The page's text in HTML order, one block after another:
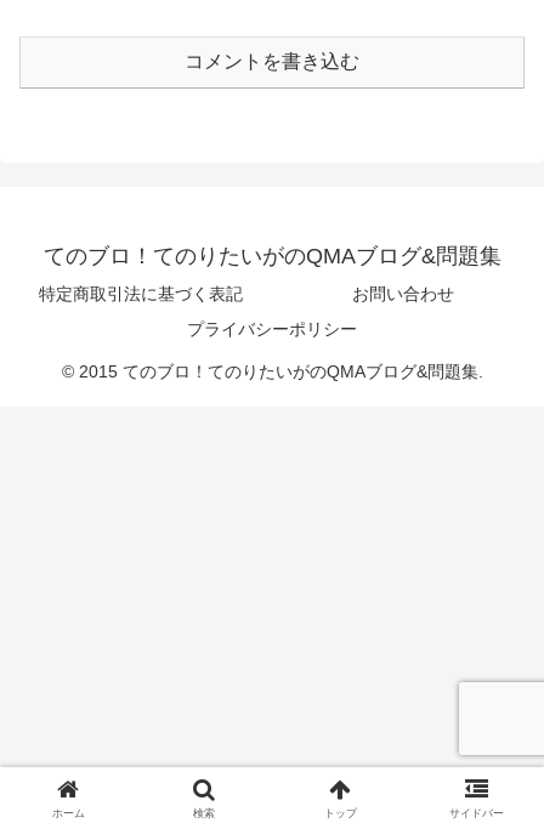
コメントを書き込む
てのブロ！てのりたいがのQMAブログ&問題集
特定商取引法に基づく表記
お問い合わせ
プライバシーポリシー
© 2015 てのブロ！てのりたいがのQMAブログ&問題集.
ホーム 検索 トップ サイドバー